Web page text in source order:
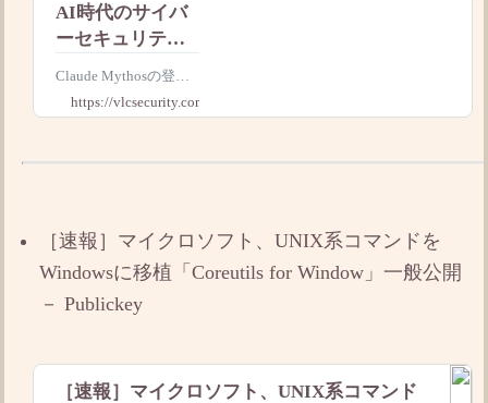
AI時代のサイバ
ーセキュリティ
第1回｜Claude
Mythosが変える
脆弱性管理と企
Claude Mythosの登場
でサイバーセキュリテ
ィはどう変わるのか。
氏、中本有哉による鼎
策を解説します。
https://vlcsecurity.com
［速報］マイクロソフト、UNIX系コマンドを
Windowsに移植「Coreutils for Window」一般公開
－ Publickey
［速報］マイクロソフト、UNIX系コマンド